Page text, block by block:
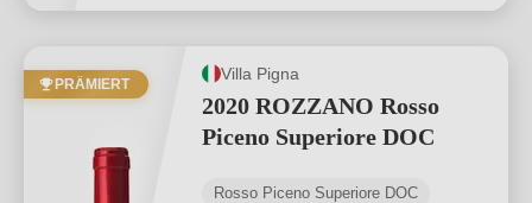
PRÄMIERT
Villa Pigna
2020 ROZZANO Rosso
Piceno Superiore DOC
Rosso Piceno Superiore DOC